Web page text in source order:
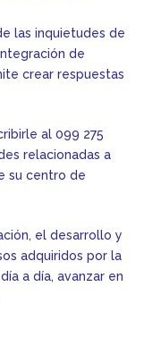
las inquietudes de
de
crear respuestas
al 099 275
relacionadas a
su centro de
el desarrollo y
adquiridos por la
a día, avanzar en